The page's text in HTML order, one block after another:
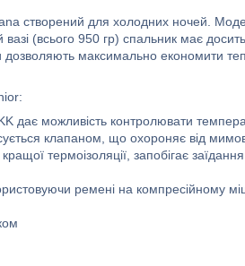
створений для холодних ночей.
(всього 950 гр) спальник має
дозволяють максимально економити
дає можливість контролювати
клапаном, що охороняє від
термоізоляції, запобігає
ремені на компресійному